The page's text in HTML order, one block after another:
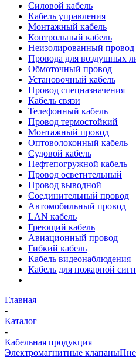
Силовой кабель
Кабель управления
Монтажный кабель
Контрольный кабель
Неизолированный провод
Провода для воздушных
Обмоточный провод
Установочный кабель
Провод спецназначения
Кабель связи
Телефонный кабель
Провод термостойкий
Монтажный провод
Оптоволоконный кабель
Судовой кабель
Нефтепогружной кабель
Провод осветительный
Провод выводной
Соединительный провод
Автомобильный провод
LAN кабель
Греющий кабель
Авиационный провод
Гибкий кабель
Кабель видеонаблюдения
Кабель для пожарной
Главная
-
Каталог
-
Кабельная продукция
Электромагнитные клапаны